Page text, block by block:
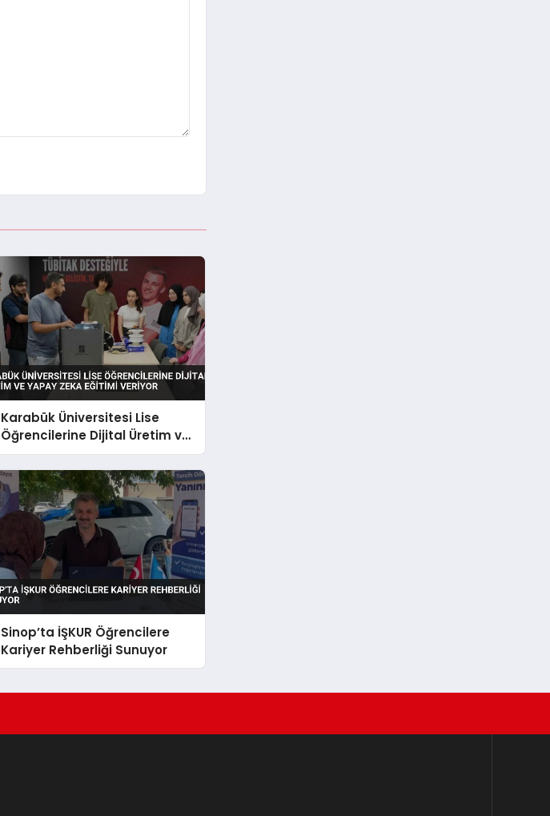
Karabük Üniversitesi Lise
Öğrencilerine Dijital Üretim ve
Yapay Zeka Eğitimi Veriyor
Sinop’ta İŞKUR Öğrencilere
Kariyer Rehberliği Sunuyor